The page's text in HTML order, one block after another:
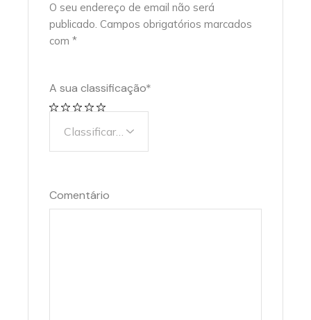
O seu endereço de email não será
publicado. Campos obrigatórios marcados
com*
A sua classificação*
Comentário